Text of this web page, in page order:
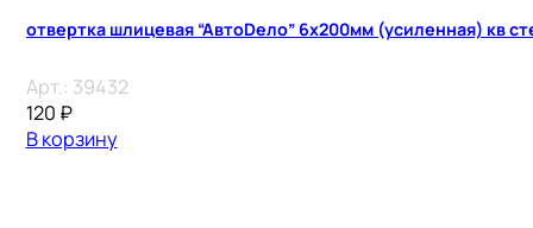
отвертка шлицевая “АвтоDело” 6х200мм (усиленная) кв
Арт.: 39432
120 ₽
В корзину